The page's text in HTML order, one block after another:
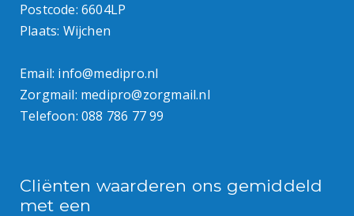
Postcode: 6604LP
Plaats: Wijchen
Email: info@medipro.nl
Zorgmail: medipro@zorgmail.nl
Telefoon: 088 786 77 99
Cliënten waarderen ons gemiddeld
met een